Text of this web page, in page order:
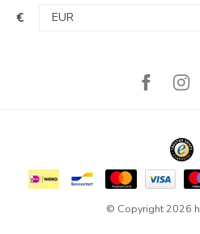
€
© Copyright 2026